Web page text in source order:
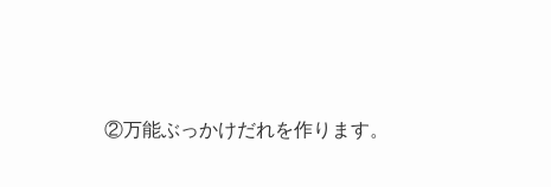
②万能ぶっかけだれを作ります。